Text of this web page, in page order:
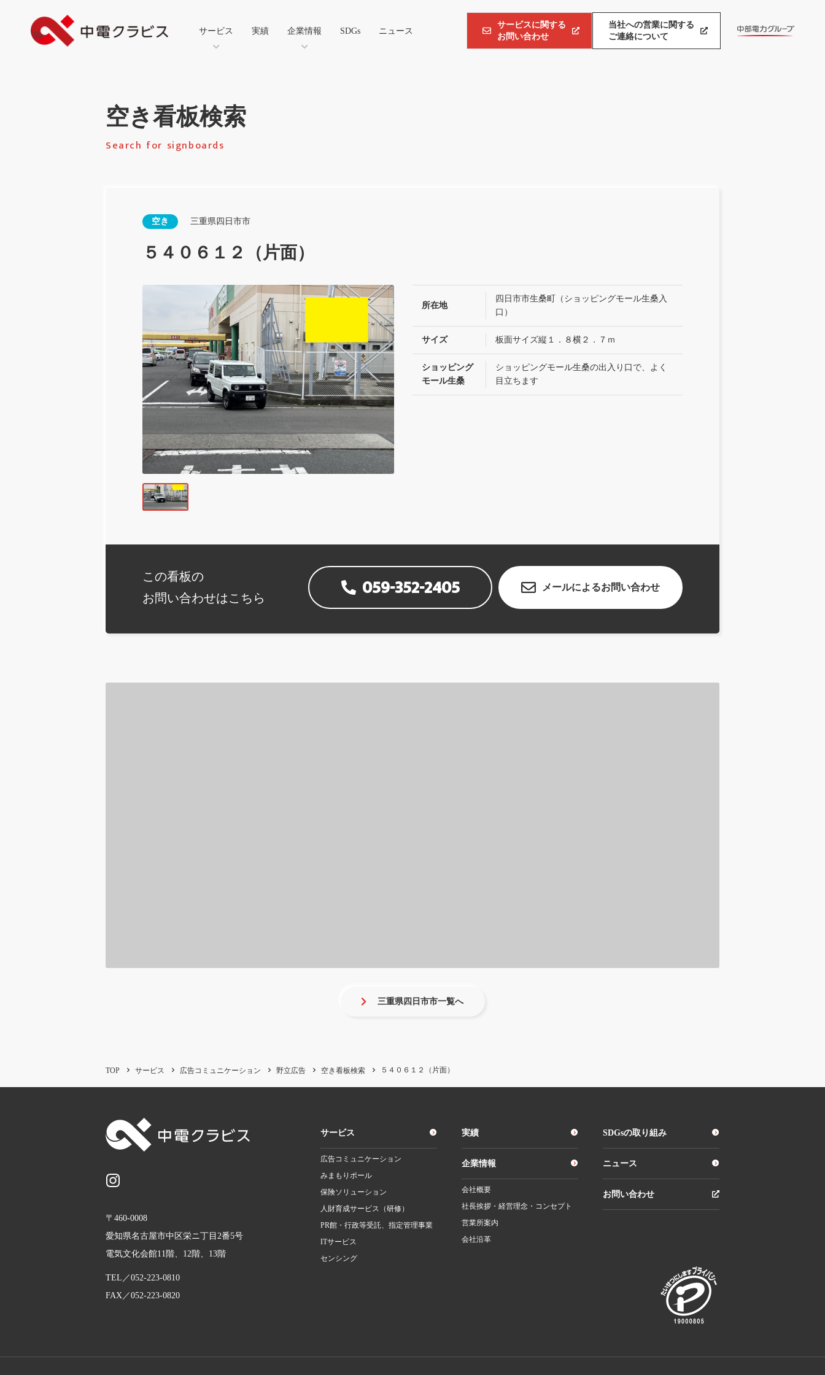
サービス 実績 企業情報 SDGs ニュース
サービスに関する
お問い合わせ
当社への営業に関する
ご連絡について
空き看板検索
Search for signboards
空き 三重県四日市市
５４０６１２（片面）
所在地
四日市市生桑町（ショッピングモール生桑入
口）
サイズ 板面サイズ縦１．８横２．７ｍ
ショッピング
モール生桑
ショッピングモール生桑の出入り口で、よく
目立ちます
この看板の
お問い合わせはこちら 059-352-2405 メールによるお問い合わせ
三重県四日市市一覧へ
TOP サービス 広告コミュニケーション 野立広告 空き看板検索 ５４０６１２（片面）
〒460-0008
愛知県名古屋市中区栄ニ丁目2番5号
電気文化会館11階、12階、13階
TEL／052-223-0810
FAX／052-223-0820
サービス
広告コミュニケーション
みまもりポール
保険ソリューション
人財育成サービス（研修）
PR館・行政等受託、指定管理事業
ITサービス
センシング
実績
企業情報
会社概要
社長挨拶・経営理念・コンセプト
営業所案内
会社沿革
SDGsの取り組み
ニュース
お問い合わせ